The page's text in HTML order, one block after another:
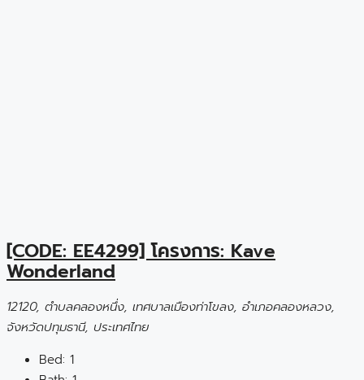
[CODE: EE4299] โครงการ: Kave
Wonderland
12120, ตำบลคลองหนึ่ง, เทศบาลเมืองท่าโขลง, อำเภอคลองหลวง,
จังหวัดปทุมธานี, ประเทศไทย
Bed: 1